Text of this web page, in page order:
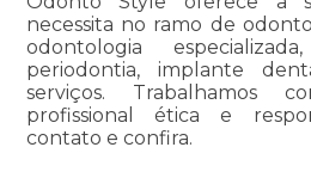
necessita no ramo de
odontologia
periodontia, implante
serviços. Trabalhamos
profissional ética e
contato e confira.